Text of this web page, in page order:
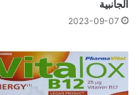
الجانبية
2023-09-07